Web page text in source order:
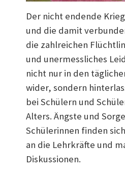
Der nicht endende
und die damit
die zahlreichen
und unermessliches
nicht nur in den
wider, sondern
bei Schülern und
Alters. Ängste und
Schülerinnen finden
an die Lehrkräfte und
Diskussionen.